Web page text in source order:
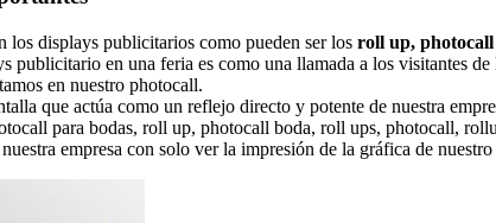
los displays publicitarios como pueden ser los roll up,
publicitario en una feria es como una llamada a los visitantes
en nuestro photocall.
que actúa como un reflejo directo y potente de nuestra
para bodas, roll up, photocall boda, roll ups, photocall,
empresa con solo ver la impresión de la gráfica de